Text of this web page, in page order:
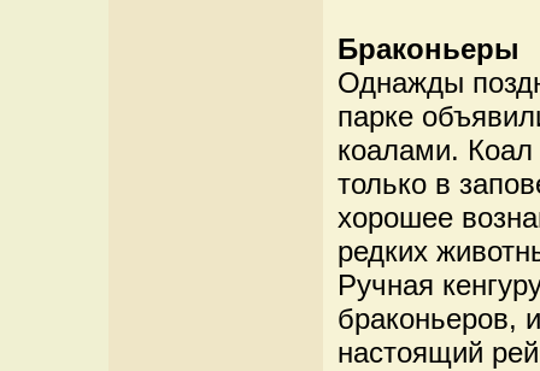
Браконьеры
Однажды
парке
коалами. Коал
только в
хорошее
редких
Ручная
браконьеров,
настоящий